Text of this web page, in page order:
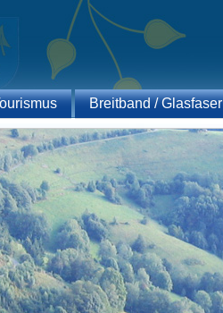
Breitband / Glasfaser